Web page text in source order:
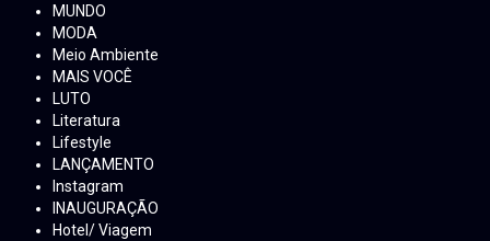
MUNDO
MODA
Meio Ambiente
MAIS VOCÊ
LUTO
Literatura
Lifestyle
LANÇAMENTO
Instagram
INAUGURAÇÃO
Hotel/ Viagem